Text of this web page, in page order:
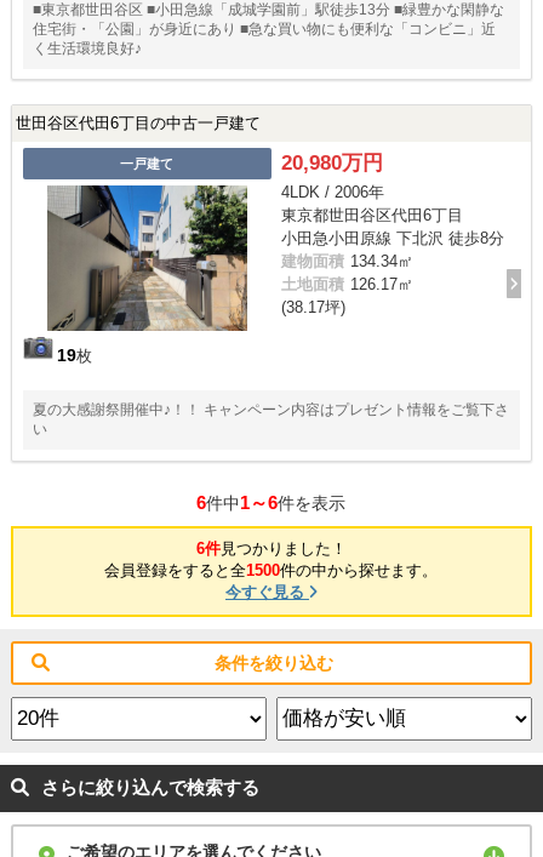
■東京都世田谷区 ■小田急線「成城学園前」駅徒歩13分 ■緑豊かな閑静な
住宅街・「公園」が身近にあり ■急な買い物にも便利な「コンビニ」近
く生活環境良好♪
世田谷区代田6丁目の中古一戸建て
一戸建て
19枚
20,980万円
4LDK / 2006年
東京都世田谷区代田6丁目
小田急小田原線 下北沢 徒歩8分
建物面積 134.34㎡
土地面積 126.17㎡
(38.17坪)
夏の大感謝祭開催中♪！！ キャンペーン内容はプレゼント情報をご覧下さ
い
6件中1～6件を表示
6件見つかりました！
会員登録をすると全1500件の中から探せます。
今すぐ見る
条件を絞り込む
さらに絞り込んで検索する
ご希望のエリアを選んでください